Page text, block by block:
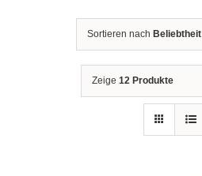
Sortieren nach Beliebtheit
Zeige 12 Produkte